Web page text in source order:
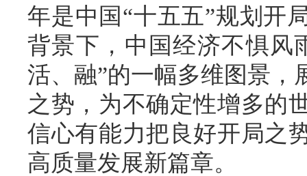
年是中国“十五五”规划开
背景下，中国经济不惧风
活、融”的一幅多维图景，
之势，为不确定性增多的
信心有能力把良好开局之
高质量发展新篇章。